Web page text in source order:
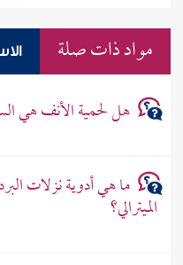
مواد ذات صلة
هل لحمية الأنف هي
ما هي أدوية نزلات
الميترالي؟